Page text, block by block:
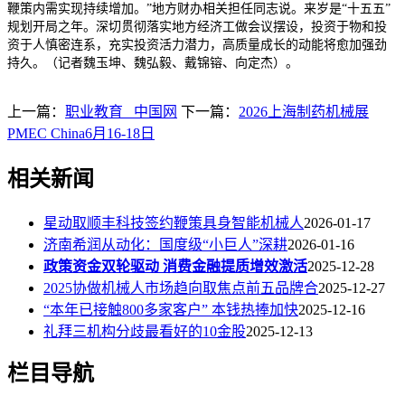
鞭策内需实现持续增加。”地方财办相关担任同志说。来岁是“十五五”
规划开局之年。深切贯彻落实地方经济工做会议摆设，投资于物和投
资于人慎密连系，充实投资活力潜力，高质量成长的动能将愈加强劲
持久。（记者魏玉坤、魏弘毅、戴锦镕、向定杰）。
上一篇： 职业教育 _中国网 下一篇： 2026上海制药机械展
PMEC China6月16-18日
相关新闻
星动取顺丰科技签约鞭策具身智能机械人2026-01-17
济南希润从动化：国度级“小巨人”深耕2026-01-16
政策资金双轮驱动 消费金融提质增效激活2025-12-28
2025协做机械人市场趋向取焦点前五品牌合2025-12-27
“本年已接触800多家客户” 本钱热捧加快2025-12-16
礼拜三机构分歧最看好的10金股2025-12-13
栏目导航